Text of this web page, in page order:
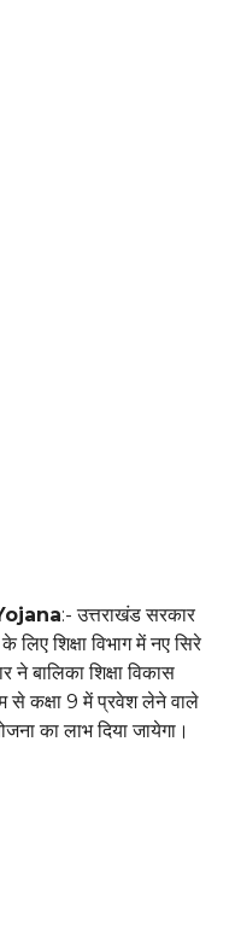
:- उत्तराखंड सरकार
लिए शिक्षा विभाग में नए सिरे
बालिका शिक्षा विकास
से कक्षा 9 में प्रवेश लेने वाले
का लाभ दिया जायेगा।